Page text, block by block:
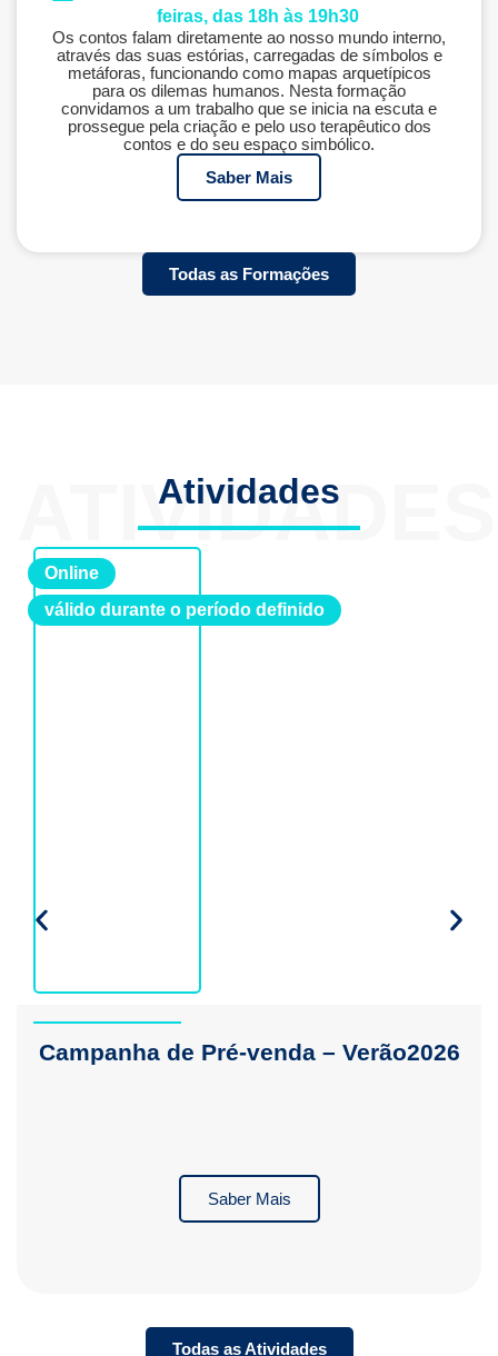
feiras, das 18h às 19h30
Os contos falam diretamente ao nosso mundo interno,
através das suas estórias, carregadas de símbolos e
metáforas, funcionando como mapas arquetípicos
para os dilemas humanos. Nesta formação
convidamos a um trabalho que se inicia na escuta e
prossegue pela criação e pelo uso terapêutico dos
contos e do seu espaço simbólico.
Saber Mais
Todas as Formações
ATIVIDADES
Atividades
DE 3
JUNH
Online
válido durante o período definido
Campanha de Pré-venda – Verão2026
Saber Mais
Todas as Atividades